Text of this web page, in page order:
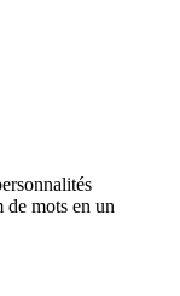
mots en un